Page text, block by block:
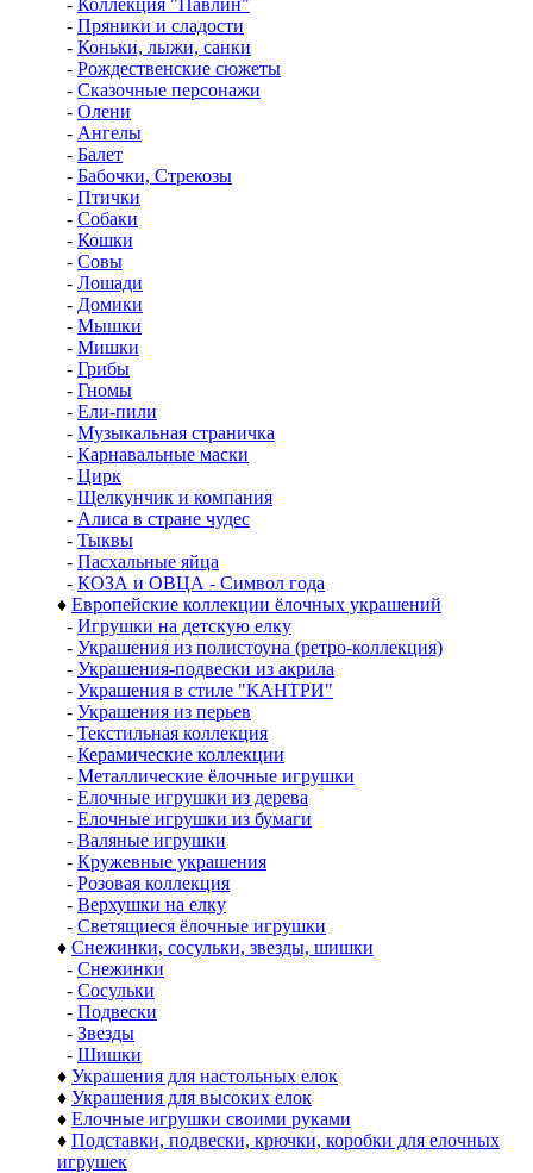
- Коллекция "Павлин"
- Пряники и сладости
- Коньки, лыжи, санки
- Рождественские сюжеты
- Сказочные персонажи
- Олени
- Ангелы
- Балет
- Бабочки, Стрекозы
- Птички
- Собаки
- Кошки
- Совы
- Лошади
- Домики
- Мышки
- Мишки
- Грибы
- Гномы
- Ели-пили
- Музыкальная страничка
- Карнавальные маски
- Цирк
- Щелкунчик и компания
- Алиса в стране чудес
- Тыквы
- Пасхальные яйца
- КОЗА и ОВЦА - Символ года
♦ Европейские коллекции ёлочных украшений
- Игрушки на детскую елку
- Украшения из полистоуна (ретро-коллекция)
- Украшения-подвески из акрила
- Украшения в стиле "КАНТРИ"
- Украшения из перьев
- Текстильная коллекция
- Керамические коллекции
- Металлические ёлочные игрушки
- Елочные игрушки из дерева
- Елочные игрушки из бумаги
- Валяные игрушки
- Кружевные украшения
- Розовая коллекция
- Верхушки на елку
- Светящиеся ёлочные игрушки
♦ Снежинки, сосульки, звезды, шишки
- Снежинки
- Сосульки
- Подвески
- Звезды
- Шишки
♦ Украшения для настольных елок
♦ Украшения для высоких елок
♦ Елочные игрушки своими руками
♦ Подставки, подвески, крючки, коробки для елочных
игрушек